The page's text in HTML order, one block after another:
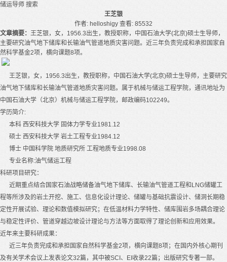
储运导师 搜索
王芝银
作者: helloshigy 查看: 85532
文章摘要： 王芝银，女，1956.3出生，教授职称，中国石油大学(北京)硕士生导师，
主要研究油气地下储库和长输油气管道地质灾害问题。近三年负责完成和承担国家自
然科学基金2项，横向课题8项。
王芝银，女， 1956.3出生，教授职称， 中国石油大学(北京)硕士生导师 ，主要研究
油气地下储库和长输油气管道地质灾害问题。属于机械与储运工程学院，通讯地址为
中国石油大学（北京）机械与储运工程学院，邮政编码102249。
学历简介:
本科 西安科技大学 固体力学专业1981.12
硕士 西安科技大学 岩土工程专业1984.12
博士 中国科学院 地质研究所 工程地质专业1998.08
专业名称:油气储运工程
科研项目研究：
近期重点结合国家石油战略储备油气地下储库、长输油气管道工程和 LNG储罐工
程等所涉及的岩土开挖、施工、信息化设计理论、储罐与基础抗震设计、储洞长期稳
定性开展试验、理论和数值模拟研究；在低温材料力学特性、储库围岩多场耦合理论
与稳定性评价、管道穿越边坡设计理论与方法等方面取得了理论创新和应用效果。
近年来主要科研成果：
近三年负责完成和承担国家自然科学基金2项，横向课题8项；在国内外核心期刊
及有关学术会议上发表论文32篇，其中被SCI 、 EI 收录22篇；出版研究专著一部。